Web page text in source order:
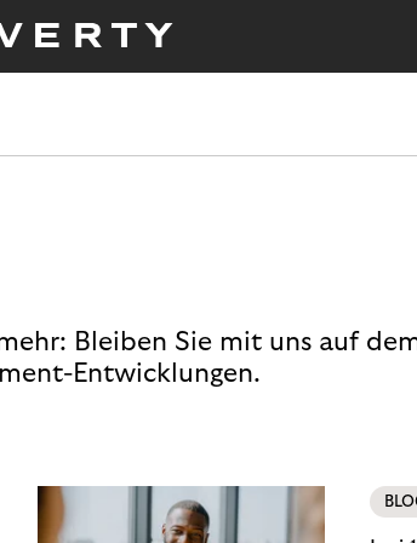
Bleiben Sie mit uns auf
Entwicklungen.